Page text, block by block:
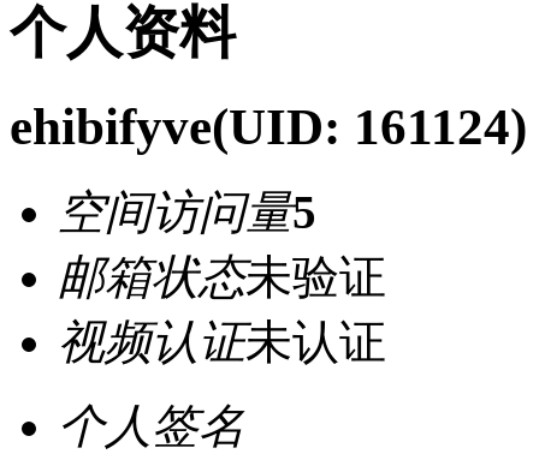
个人资料
ehibifyve(UID: 161124)
空间访问量5
邮箱状态未验证
视频认证未认证
个人签名